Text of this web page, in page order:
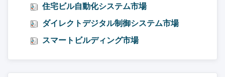
住宅ビル自動化システム市場
ダイレクトデジタル制御システム市場
スマートビルディング市場